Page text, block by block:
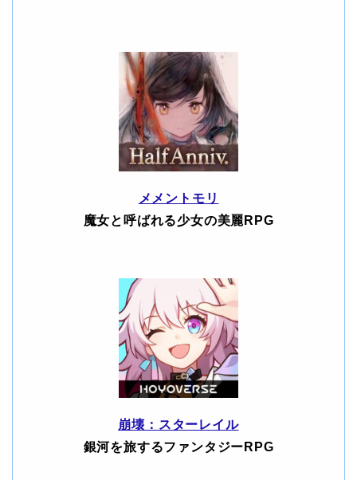
メメントモリ
魔女と呼ばれる少女の美麗RPG
崩壊：スターレイル
銀河を旅するファンタジーRPG